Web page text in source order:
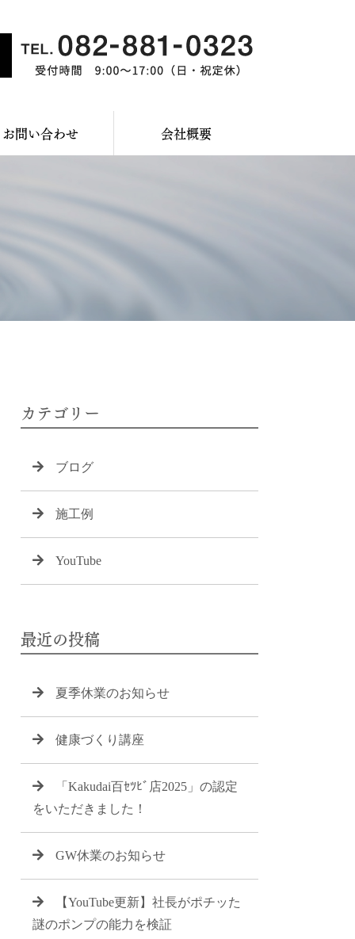
お問い合わせ 会社概要
カテゴリー
ブログ
施工例
YouTube
最近の投稿
夏季休業のお知らせ
健康づくり講座
「Kakudai百ｾﾂﾋﾞ店2025」の認定
をいただきました！
GW休業のお知らせ
【YouTube更新】社長がポチッた
謎のポンプの能力を検証